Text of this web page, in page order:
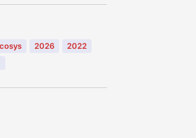
2026
2022